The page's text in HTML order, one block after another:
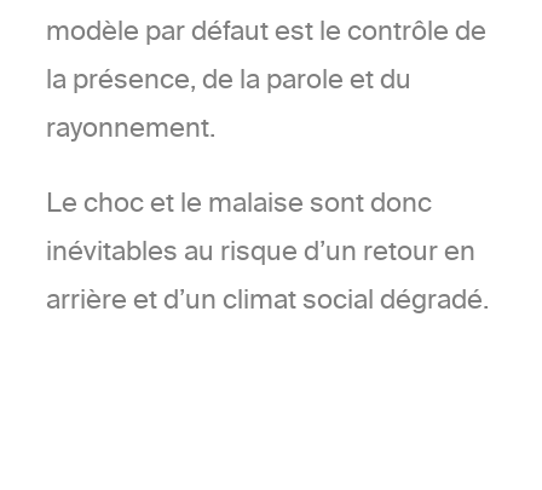
modèle par défaut est le contrôle de
la présence, de la parole et du
rayonnement.
Le choc et le malaise sont donc
inévitables au risque d’un retour en
arrière et d’un climat social dégradé.